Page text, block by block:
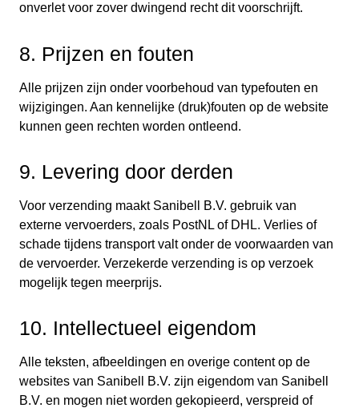
onverlet voor zover dwingend recht dit voorschrijft.
8. Prijzen en fouten
Alle prijzen zijn onder voorbehoud van typefouten en
wijzigingen. Aan kennelijke (druk)fouten op de website
kunnen geen rechten worden ontleend.
9. Levering door derden
Voor verzending maakt Sanibell B.V. gebruik van
externe vervoerders, zoals PostNL of DHL. Verlies of
schade tijdens transport valt onder de voorwaarden van
de vervoerder. Verzekerde verzending is op verzoek
mogelijk tegen meerprijs.
10. Intellectueel eigendom
Alle teksten, afbeeldingen en overige content op de
websites van Sanibell B.V. zijn eigendom van Sanibell
B.V. en mogen niet worden gekopieerd, verspreid of